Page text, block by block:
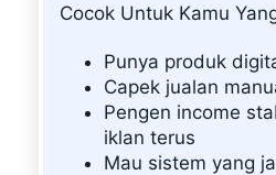
Cocok Untuk Kamu
Punya produk
Capek jualan
Pengen income
iklan terus
Mau sistem yang